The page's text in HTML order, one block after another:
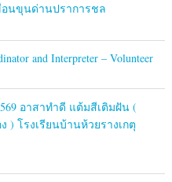
อนขุนด่านปราการชล
and Interpreter – Volunteer
อาสาทำดี แต้มสีเติมฝัน (
) โรงเรียนบ้านห้วยรางเกตุ